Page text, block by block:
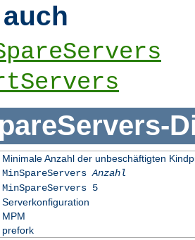
-
Minimale Anzahl der unbeschäftigten
MinSpareServersAnzahl
MinSpareServers 5
Serverkonfiguration
MPM
prefork